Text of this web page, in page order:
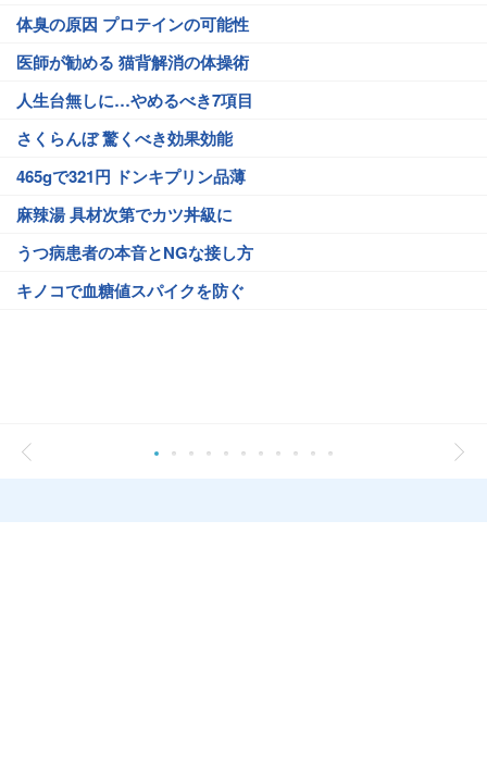
体臭の原因 プロテインの可能性
医師が勧める 猫背解消の体操術
人生台無しに…やめるべき7項目
さくらんぼ 驚くべき効果効能
465gで321円 ドンキプリン品薄
麻辣湯 具材次第でカツ丼級に
うつ病患者の本音とNGな接し方
キノコで血糖値スパイクを防ぐ